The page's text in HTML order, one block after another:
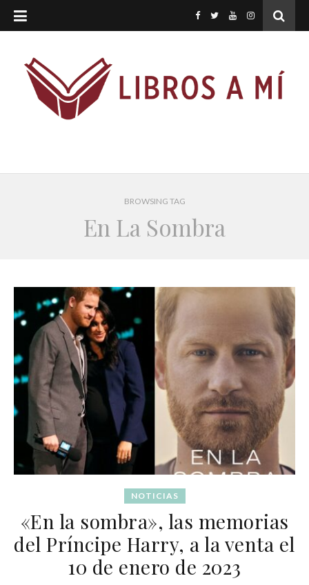
BROWSING TAG
En La Sombra
NOTICIAS
«En la sombra», las memorias
del Príncipe Harry, a la venta el
10 de enero de 2023